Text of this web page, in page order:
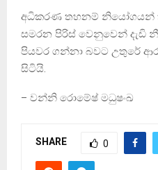
අධිකරණ තහනම් නියෝගයන්
සමරන පිරිස් වෙනුවෙන් දැඩි
පියවර ගන්නා බවට උතුරේ
සිටියි.
– වන්නි රොමේෂ් මධුෂංඛ
SHARE 0